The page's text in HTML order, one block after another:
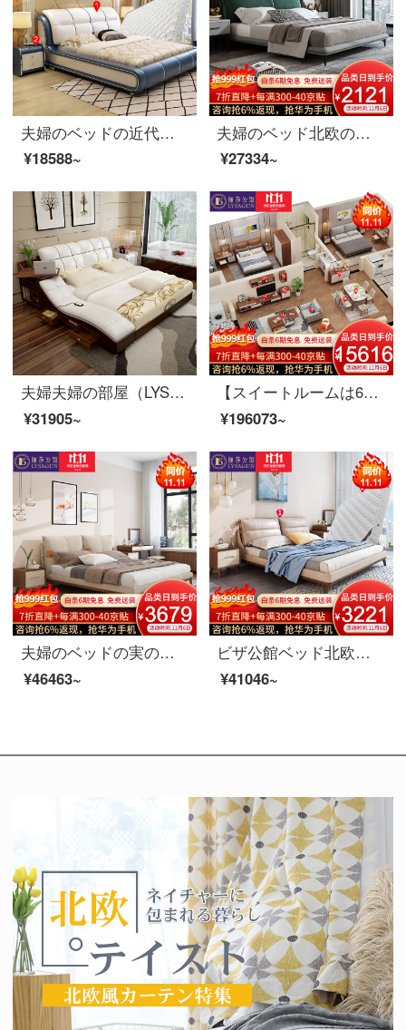
夫婦のベッドの近代的なベッドの皮のベッドの本当の木のダブルベッドの1.8メートルの寝室の柔らかいベッドの高箱の結婚するベッドの家具の宝藍色の1.8 M列の骨格のベッド+マットレス+マットレス+マットレス*1
¥18588~
夫婦のベッド北欧の軽奢な布芸のダブルベッド1.8メートルのイタリア式のきわめて簡単な寝室は木のベッドの逸品の家具の布芸のベッドを分解して洗うことができます1800*2000
¥27334~
夫婦夫婦の部屋（LYSAGUN）ベッドの皮のベッドのダブルベッドの近代的な柔らかいベッドの畳のベッドはマッサージを持って物の結婚式ベッドのアップグレード版のベッド+マットレス+マットレス+マットレス*1 1800*2000
¥31905~
【スイートルームは6割引があります】夫婦莎公館北欧の寝室のリビングルームの家具セットC【80-150平方メートル】適用レストラン11点セットの胡桃色のスイートルームです。
¥196073~
夫婦のベッドの実の木のベッド北欧の布芸のベッドの寝室は簡単にダブルベッドの結婚する逸品の家具の本当の木のベッド+マットレス+マットレス*2 1.8メートル*2.0メートル
¥46463~
ビザ公館ベッド北欧実木ベッド真皮ダブルベッド1.8メートルベッドルーム婚床家具実木ベッド+マットレス1.8 Mベッド
¥41046~